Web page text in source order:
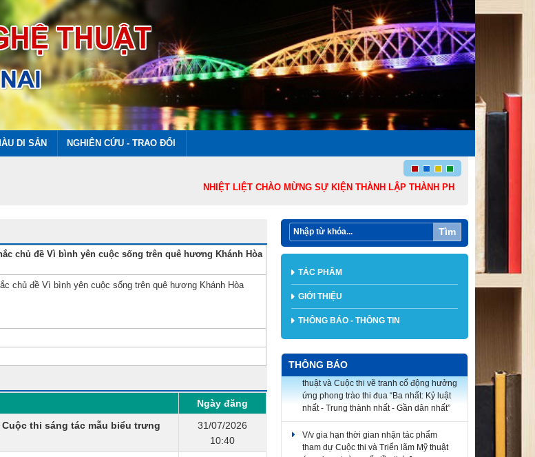
DI SẢN NGHIÊN CỨU - TRAO ĐỔI
NHIỆT LIỆT CHÀO MỪNG SỰ KIỆN THÀNH LẬP THÀNH PHỐ ĐỒNG NAI TRỰC
Tìm
chủ đề Vì bình yên cuộc sống trên quê hương Khánh Hòa
chủ đề Vì bình yên cuộc sống trên quê hương Khánh Hòa
Ngày đăng
thi sáng tác mẫu biểu trưng
31/07/2026
10:40
TÁC PHẨM
GIỚI THIỆU
THÔNG BÁO - THÔNG TIN
THÔNG BÁO
V/v triển khai tham gia Cuộc thi ảnh nghệ
ứng phong trào thi đua “Ba nhất: Kỷ luật
nhất - Trung thành nhất - Gần dân nhất”
V/v gia hạn thời gian nhận tác phẩm
tham dự Cuộc thi và Triển lãm Mỹ thuật
ứng dụng toàn quốc lần thứ 6